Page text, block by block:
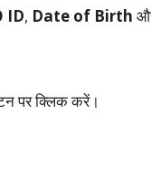
ID, Date of Birth
पर क्लिक करें।